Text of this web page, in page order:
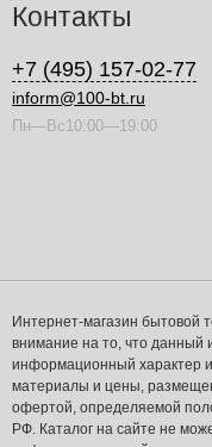
Контакты
+7 (495) 157-02-77
inform@100-bt.ru
Пн—Вс10:00—19:00
Интернет-магазин бытовой
внимание на то, что данный
информационный характер
материалы и цены,
офертой, определяемой
РФ. Каталог на сайте не